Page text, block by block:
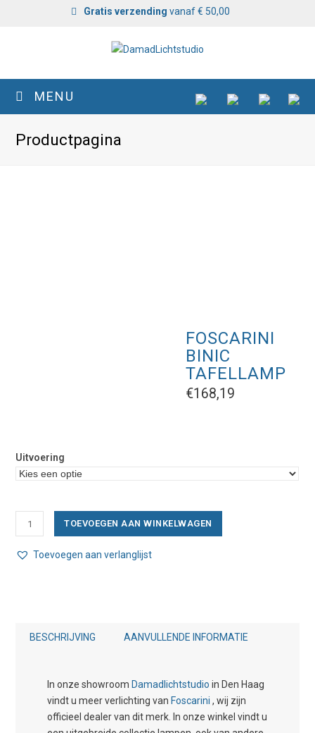
Gratis verzending vanaf € 50,00
MENU
Productpagina
FOSCARINI
BINIC
TAFELLAMP
€168,19
Uitvoering
Binic
Tafellamp
TOEVOEGEN AAN WINKELWAGEN
Toevoegen aan verlanglijst
BESCHRIJVING AANVULLENDE INFORMATIE
In onze showroom Damadlichtstudio in Den Haag
vindt u meer verlichting van Foscarini , wij zijn
officieel dealer van dit merk. In onze winkel vindt u